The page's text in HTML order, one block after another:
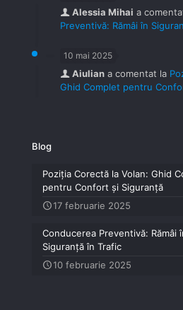
Alessia Mihai a
Preventivă: Rămâi în
10 mai 2025
Aiulian a comentat la
Ghid Complet pentru
Blog
Poziția Corectă la Volan: Ghid
pentru Confort și Siguranță
17 februarie 2025
Conducerea Preventivă: Rămâi
Siguranță în Trafic
10 februarie 2025